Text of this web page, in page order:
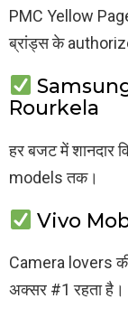
PMC Yellow
ब्रांड्स के
Rourkela
हर बजट में
models तक।
Vivo
Camera lovers
अक्सर #1 रहता है।